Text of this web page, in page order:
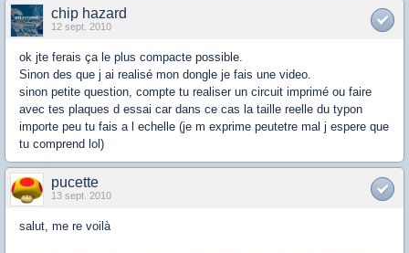
chip hazard
12 sept. 2010
ok jte ferais ça le plus compacte possible.
Sinon des que j ai realisé mon dongle je fais une video.
sinon petite question, compte tu realiser un circuit imprimé ou faire
avec tes plaques d essai car dans ce cas la taille reelle du typon
importe peu tu fais a l echelle (je m exprime peutetre mal j espere que
tu comprend lol)
pucette
13 sept. 2010
salut, me re voilà